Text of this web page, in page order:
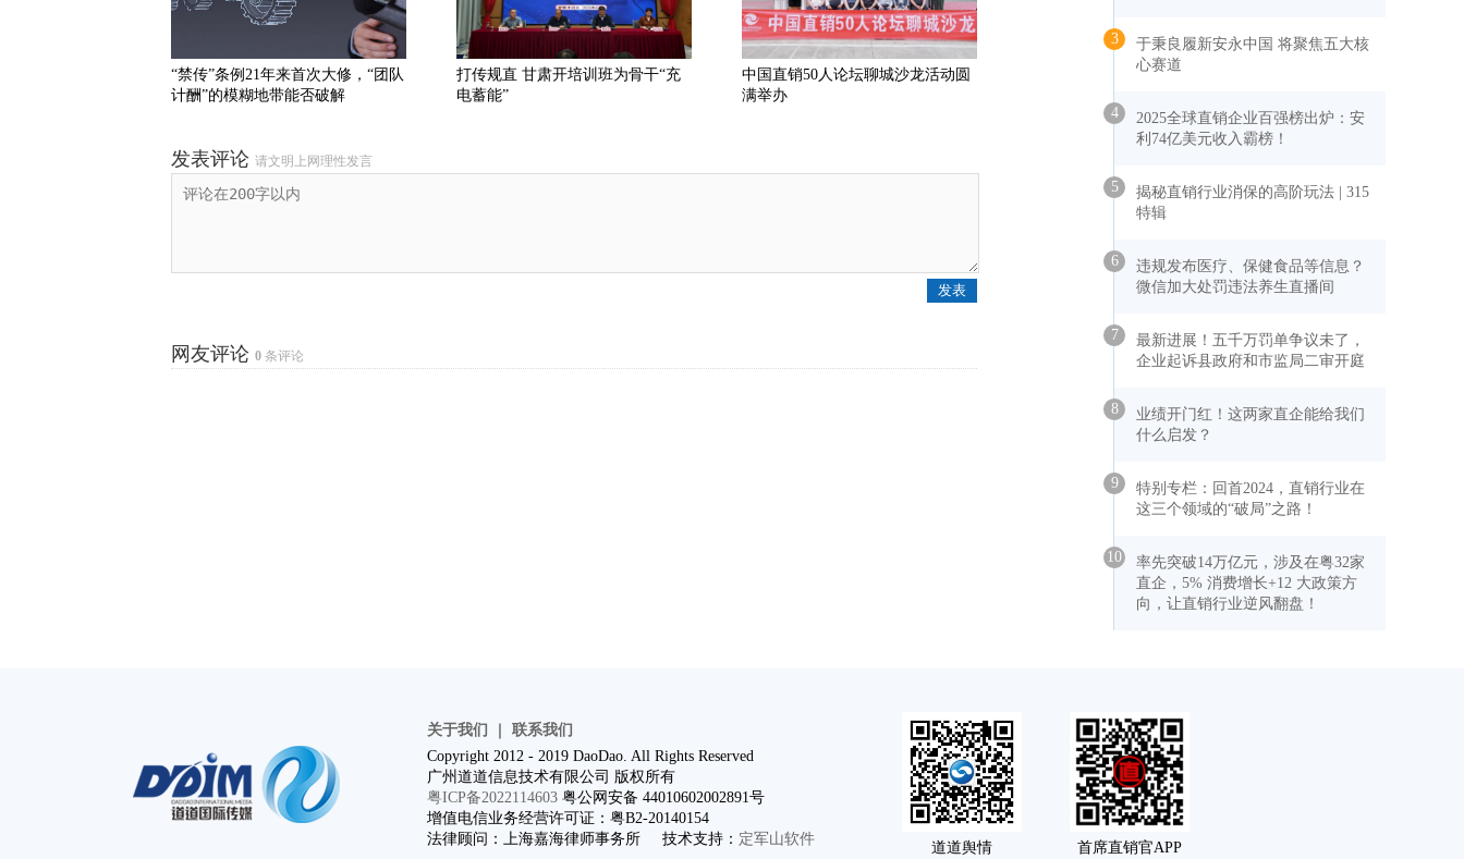
“禁传”条例21年来首次大修，“团队
计酬”的模糊地带能否破解
打传规直 甘肃开培训班为骨干“充
电蓄能”
中国直销50人论坛聊城沙龙活动圆
满举办
发表评论 请文明上网理性发言
网友评论 0 条评论
3
于秉良履新安永中国 将聚焦五大核
心赛道
4
2025全球直销企业百强榜出炉：安
利74亿美元收入霸榜！
5
揭秘直销行业消保的高阶玩法 | 315
特辑
6
违规发布医疗、保健食品等信息？
微信加大处罚违法养生直播间
7
最新进展！五千万罚单争议未了，
企业起诉县政府和市监局二审开庭
8
业绩开门红！这两家直企能给我们
什么启发？
9
特别专栏：回首2024，直销行业在
这三个领域的“破局”之路！
10
率先突破14万亿元，涉及在粤32家
直企，5% 消费增长+12 大政策方
向，让直销行业逆风翻盘！
关于我们
联系我们
Copyright 2012 - 2019 DaoDao. All Rights Reserved
广州道道信息技术有限公司 版权所有
粤ICP备2022114603 粤公网安备 44010602002891号
增值电信业务经营许可证：粤B2-20140154
法律顾问：上海嘉海律师事务所 技术支持： 定军山软件 道道舆情 首席直销官APP